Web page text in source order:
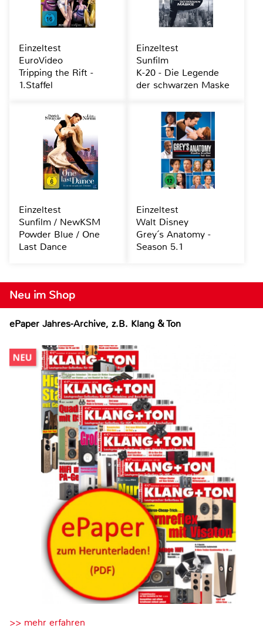
Neu im Shop
ePaper Jahres-Archive, z.B. Klang & Ton
>> mehr erfahren
Einzeltest
EuroVideo
Tripping the Rift -
1.Staffel
Einzeltest
Sunfilm
K-20 - Die Legende
der schwarzen Maske
Einzeltest
Sunfilm / NewKSM
Powder Blue / One
Last Dance
Einzeltest
Walt Disney
Grey´s Anatomy -
Season 5.1